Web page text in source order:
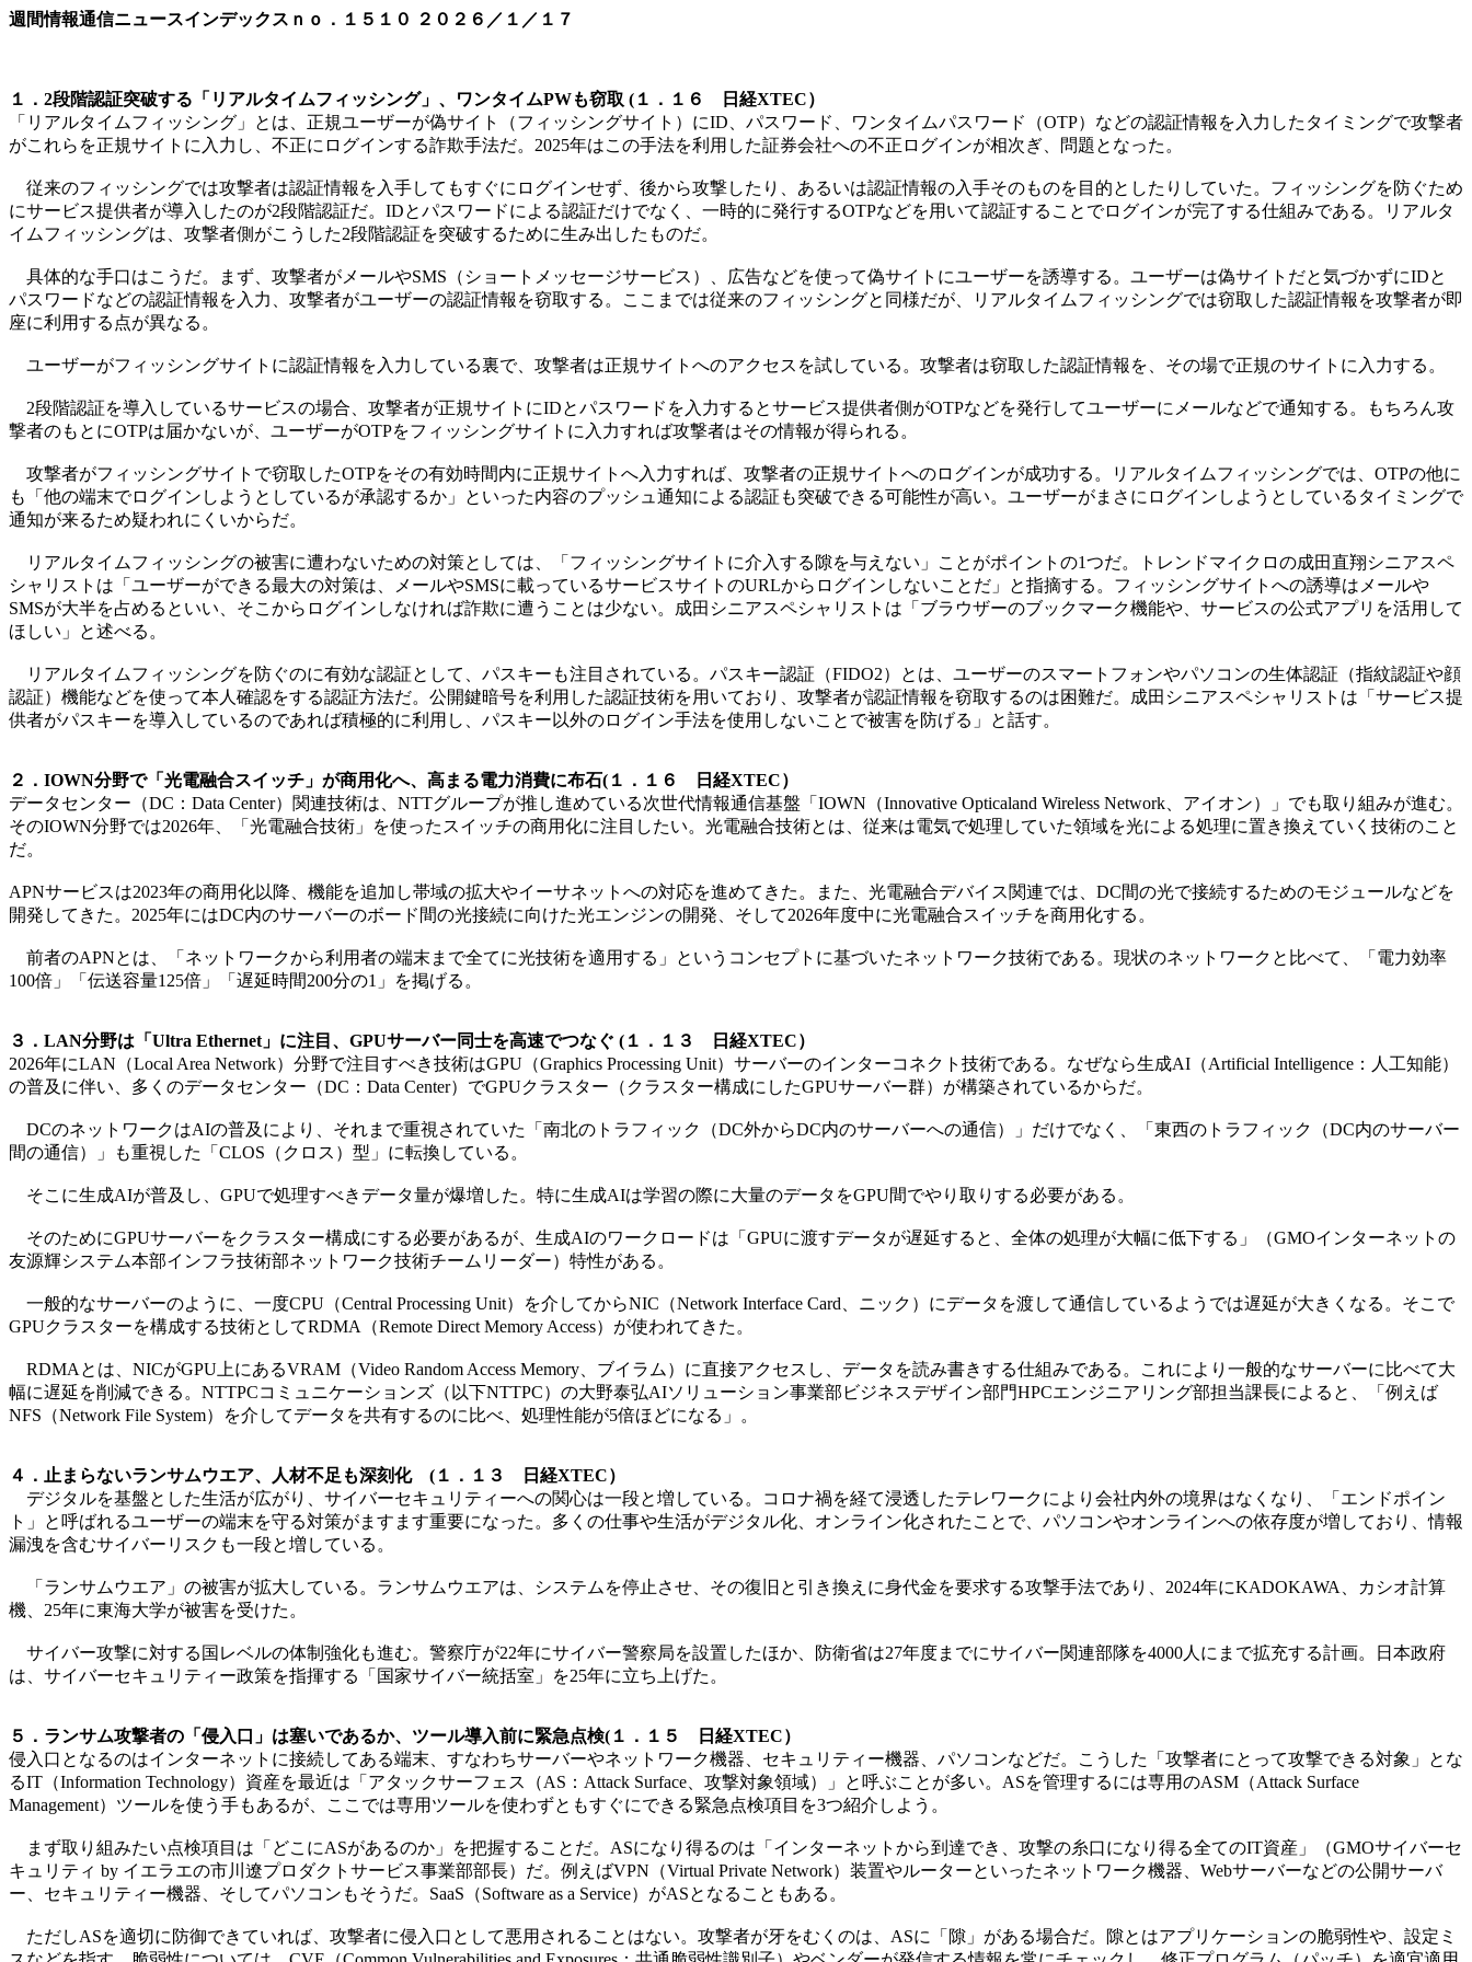
週間情報通信ニュースインデックスｎｏ． １５１０ ２０２６／１／１７
１．2段階認証突破する「リアルタイムフィッシング」、ワンタイムPWも窃取 (１．１６ 日経XTEC）
「リアルタイムフィッシング」とは、正規ユーザーが偽サイト（フィッシングサイト）にID、パスワード、ワンタイムパスワード（OTP）などの認証情報を入力したタイミングで攻撃者
がこれらを正規サイトに入力し、不正にログインする詐欺手法だ。2025年はこの手法を利用した証券会社への不正ログインが相次ぎ、問題となった。
従来のフィッシングでは攻撃者は認証情報を入手してもすぐにログインせず、後から攻撃したり、あるいは認証情報の入手そのものを目的としたりしていた。フィッシングを防ぐため
にサービス提供者が導入したのが2段階認証だ。IDとパスワードによる認証だけでなく、一時的に発行するOTPなどを用いて認証することでログインが完了する仕組みである。リアルタ
イムフィッシングは、攻撃者側がこうした2段階認証を突破するために生み出したものだ。
具体的な手口はこうだ。まず、攻撃者がメールやSMS（ショートメッセージサービス）、広告などを使って偽サイトにユーザーを誘導する。ユーザーは偽サイトだと気づかずにIDと
パスワードなどの認証情報を入力、攻撃者がユーザーの認証情報を窃取する。ここまでは従来のフィッシングと同様だが、リアルタイムフィッシングでは窃取した認証情報を攻撃者が即
座に利用する点が異なる。
ユーザーがフィッシングサイトに認証情報を入力している裏で、攻撃者は正規サイトへのアクセスを試している。攻撃者は窃取した認証情報を、その場で正規のサイトに入力する。
2段階認証を導入しているサービスの場合、攻撃者が正規サイトにIDとパスワードを入力するとサービス提供者側がOTPなどを発行してユーザーにメールなどで通知する。もちろん攻
撃者のもとにOTPは届かないが、ユーザーがOTPをフィッシングサイトに入力すれば攻撃者はその情報が得られる。
攻撃者がフィッシングサイトで窃取したOTPをその有効時間内に正規サイトへ入力すれば、攻撃者の正規サイトへのログインが成功する。リアルタイムフィッシングでは、OTPの他に
も「他の端末でログインしようとしているが承認するか」といった内容のプッシュ通知による認証も突破できる可能性が高い。ユーザーがまさにログインしようとしているタイミングで
通知が来るため疑われにくいからだ。
リアルタイムフィッシングの被害に遭わないための対策としては、「フィッシングサイトに介入する隙を与えない」ことがポイントの1つだ。トレンドマイクロの成田直翔シニアスペ
シャリストは「ユーザーができる最大の対策は、メールやSMSに載っているサービスサイトのURLからログインしないことだ」と指摘する。フィッシングサイトへの誘導はメールや
SMSが大半を占めるといい、そこからログインしなければ詐欺に遭うことは少ない。成田シニアスペシャリストは「ブラウザーのブックマーク機能や、サービスの公式アプリを活用して
ほしい」と述べる。
リアルタイムフィッシングを防ぐのに有効な認証として、パスキーも注目されている。パスキー認証（FIDO2）とは、ユーザーのスマートフォンやパソコンの生体認証（指紋認証や顔
認証）機能などを使って本人確認をする認証方法だ。公開鍵暗号を利用した認証技術を用いており、攻撃者が認証情報を窃取するのは困難だ。成田シニアスペシャリストは「サービス提
供者がパスキーを導入しているのであれば積極的に利用し、パスキー以外のログイン手法を使用しないことで被害を防げる」と話す。
２．IOWN分野で「光電融合スイッチ」が商用化へ、高まる電力消費に布石(１．１６ 日経XTEC）
データセンター（DC：Data Center）関連技術は、NTTグループが推し進めている次世代情報通信基盤「IOWN（Innovative Opticaland Wireless Network、アイオン）」でも取り組みが進む。
そのIOWN分野では2026年、「光電融合技術」を使ったスイッチの商用化に注目したい。光電融合技術とは、従来は電気で処理していた領域を光による処理に置き換えていく技術のこと
だ。
APNサービスは2023年の商用化以降、機能を追加し帯域の拡大やイーサネットへの対応を進めてきた。また、光電融合デバイス関連では、DC間の光で接続するためのモジュールなどを
開発してきた。2025年にはDC内のサーバーのボード間の光接続に向けた光エンジンの開発、そして2026年度中に光電融合スイッチを商用化する。
前者のAPNとは、「ネットワークから利用者の端末まで全てに光技術を適用する」というコンセプトに基づいたネットワーク技術である。現状のネットワークと比べて、「電力効率
100倍」「伝送容量125倍」「遅延時間200分の1」を掲げる。
３．LAN分野は「Ultra Ethernet」に注目、GPUサーバー同士を高速でつなぐ (１．１３ 日経XTEC）
2026年にLAN（Local Area Network）分野で注目すべき技術はGPU（Graphics Processing Unit）サーバーのインターコネクト技術である。なぜなら生成AI（Artificial Intelligence：人工知能）
の普及に伴い、多くのデータセンター（DC：Data Center）でGPUクラスター（クラスター構成にしたGPUサーバー群）が構築されているからだ。
DCのネットワークはAIの普及により、それまで重視されていた「南北のトラフィック（DC外からDC内のサーバーへの通信）」だけでなく、「東西のトラフィック（DC内のサーバー
間の通信）」も重視した「CLOS（クロス）型」に転換している。
そこに生成AIが普及し、GPUで処理すべきデータ量が爆増した。特に生成AIは学習の際に大量のデータをGPU間でやり取りする必要がある。
そのためにGPUサーバーをクラスター構成にする必要があるが、生成AIのワークロードは「GPUに渡すデータが遅延すると、全体の処理が大幅に低下する」（GMOインターネットの
友源輝システム本部インフラ技術部ネットワーク技術チームリーダー）特性がある。
一般的なサーバーのように、一度CPU（Central Processing Unit）を介してからNIC（Network Interface Card、ニック）にデータを渡して通信しているようでは遅延が大きくなる。そこで
GPUクラスターを構成する技術としてRDMA（Remote Direct Memory Access）が使われてきた。
RDMAとは、NICがGPU上にあるVRAM（Video Random Access Memory、ブイラム）に直接アクセスし、データを読み書きする仕組みである。これにより一般的なサーバーに比べて大
幅に遅延を削減できる。NTTPCコミュニケーションズ（以下NTTPC）の大野泰弘AIソリューション事業部ビジネスデザイン部門HPCエンジニアリング部担当課長によると、「例えば
NFS（Network File System）を介してデータを共有するのに比べ、処理性能が5倍ほどになる」。
４．止まらないランサムウエア、人材不足も深刻化 (１．１３ 日経XTEC）
デジタルを基盤とした生活が広がり、サイバーセキュリティーへの関心は一段と増している。コロナ禍を経て浸透したテレワークにより会社内外の境界はなくなり、「エンドポイン
ト」と呼ばれるユーザーの端末を守る対策がますます重要になった。多くの仕事や生活がデジタル化、オンライン化されたことで、パソコンやオンラインへの依存度が増しており、情報
漏洩を含むサイバーリスクも一段と増している。
「ランサムウエア」の被害が拡大している。ランサムウエアは、システムを停止させ、その復旧と引き換えに身代金を要求する攻撃手法であり、2024年にKADOKAWA、カシオ計算
機、25年に東海大学が被害を受けた。
サイバー攻撃に対する国レベルの体制強化も進む。警察庁が22年にサイバー警察局を設置したほか、防衛省は27年度までにサイバー関連部隊を4000人にまで拡充する計画。日本政府
は、サイバーセキュリティー政策を指揮する「国家サイバー統括室」を25年に立ち上げた。
５．ランサム攻撃者の「侵入口」は塞いであるか、ツール導入前に緊急点検(１．１５ 日経XTEC）
侵入口となるのはインターネットに接続してある端末、すなわちサーバーやネットワーク機器、セキュリティー機器、パソコンなどだ。こうした「攻撃者にとって攻撃できる対象」とな
るIT（Information Technology）資産を最近は「アタックサーフェス（AS：Attack Surface、攻撃対象領域）」と呼ぶことが多い。ASを管理するには専用のASM（Attack Surface
Management）ツールを使う手もあるが、ここでは専用ツールを使わずともすぐにできる緊急点検項目を3つ紹介しよう。
まず取り組みたい点検項目は「どこにASがあるのか」を把握することだ。ASになり得るのは「インターネットから到達でき、攻撃の糸口になり得る全てのIT資産」（GMOサイバーセ
キュリティ by イエラエの市川遼プロダクトサービス事業部部長）だ。例えばVPN（Virtual Private Network）装置やルーターといったネットワーク機器、Webサーバーなどの公開サーバ
ー、セキュリティー機器、そしてパソコンもそうだ。SaaS（Software as a Service）がASとなることもある。
ただしASを適切に防御できていれば、攻撃者に侵入口として悪用されることはない。攻撃者が牙をむくのは、ASに「隙」がある場合だ。隙とはアプリケーションの脆弱性や、設定ミ